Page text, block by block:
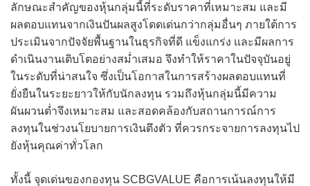
ลักษณะสำคัญของหุ้นกลุ่มนี้ที่ระดับราคาที่เหมาะสม และมี
ผลตอบแทนจากเงินปันผลสูงโดดเด่นกว่ากลุ่มอื่นๆ ภายใต้การ
ประเมินจากปัจจัยพื้นฐานในธุรกิจที่ดี แข็งแกร่ง และมีผลการ
ดำเนินงานเติบโตอย่างสม่ำเสมอ จึงทำให้ราคาในปัจจุบันอยู่
ในระดับที่น่าสนใจ ซึ่งเป็นโอกาสในการสร้างผลตอบแทนที่
ยั่งยืนในระยะยาวให้กับนักลงทุน รวมถึงหุ้นกลุ่มนี้มีความ
ผันผวนต่ำจึงเหมาะสม และสอดคล้องกับสถานการณ์การ
ลงทุนในช่วงนโยบายการเงินตึงตัว ที่ควรกระจายการลงทุนไป
ยังหุ้นคุณค่าทั่วโลก
ทั้งนี้ จุดเด่นของกองทุน SCBGVALUE คือการเน้นลงทุนให้มี